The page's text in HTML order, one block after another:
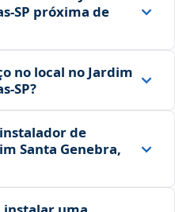
próxima de
no local no Jardim
de
Santa Genebra,